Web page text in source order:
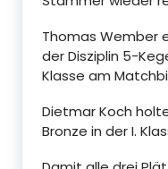
Thomas Wember
der Disziplin 5-
Klasse am
Dietmar Koch
Bronze in der I.